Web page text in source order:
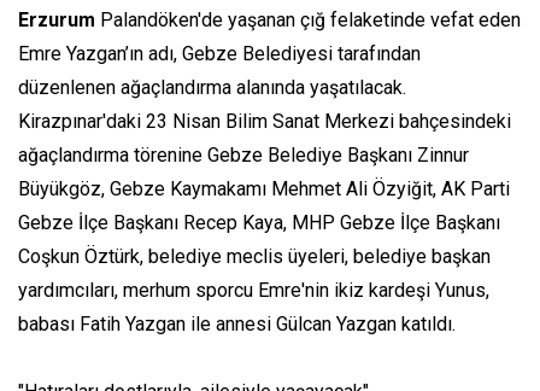
Erzurum Palandöken'de yaşanan çığ felaketinde vefat eden
Emre Yazgan’ın adı, Gebze Belediyesi tarafından
düzenlenen ağaçlandırma alanında yaşatılacak.
Kirazpınar'daki 23 Nisan Bilim Sanat Merkezi bahçesindeki
ağaçlandırma törenine Gebze Belediye Başkanı Zinnur
Büyükgöz, Gebze Kaymakamı Mehmet Ali Özyiğit, AK Parti
Gebze İlçe Başkanı Recep Kaya, MHP Gebze İlçe Başkanı
Coşkun Öztürk, belediye meclis üyeleri, belediye başkan
yardımcıları, merhum sporcu Emre'nin ikiz kardeşi Yunus,
babası Fatih Yazgan ile annesi Gülcan Yazgan katıldı.